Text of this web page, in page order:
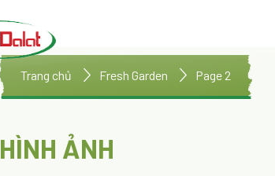
Trang chủ Fresh Garden Page 2
HÌNH ẢNH